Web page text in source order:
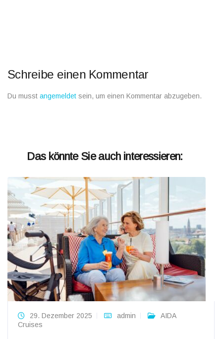
Schreibe einen Kommentar
Du musst angemeldet sein, um einen Kommentar abzugeben.
Das könnte Sie auch interessieren:
29. Dezember 2025 admin
AIDA
Cruises